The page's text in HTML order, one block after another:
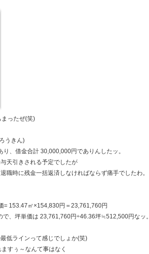
ったぜ(笑)
うきん)
、借金合計 30,000,000円でありんしたッ。
天引きされる予定でしたが
職時に残金一括返済しなければならず痛手でしたわ。
153.47㎡×154,830円＝23,761,760円
、坪単価は 23,761,760円÷46.36坪≒512,500円なッ。
低ラインって感じでしょか(笑)
すぅ～なんて事はなく